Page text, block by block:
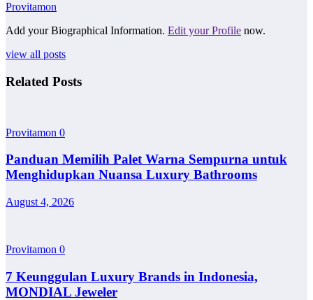
Provitamon
Add your Biographical Information. Edit your Profile now.
view all posts
Related Posts
Provitamon 0
Panduan Memilih Palet Warna Sempurna untuk
Menghidupkan Nuansa Luxury Bathrooms
August 4, 2026
Provitamon 0
7 Keunggulan Luxury Brands in Indonesia,
MONDIAL Jeweler